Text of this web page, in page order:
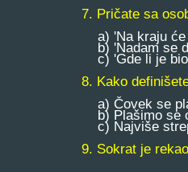
7. Pričate sa
a) 'Na kraju će
b) 'Nadam se
c) 'Gde li je bio
8. Kako
a) Čovek se
b) Plašimo se
c) Najviše
9. Sokrat je